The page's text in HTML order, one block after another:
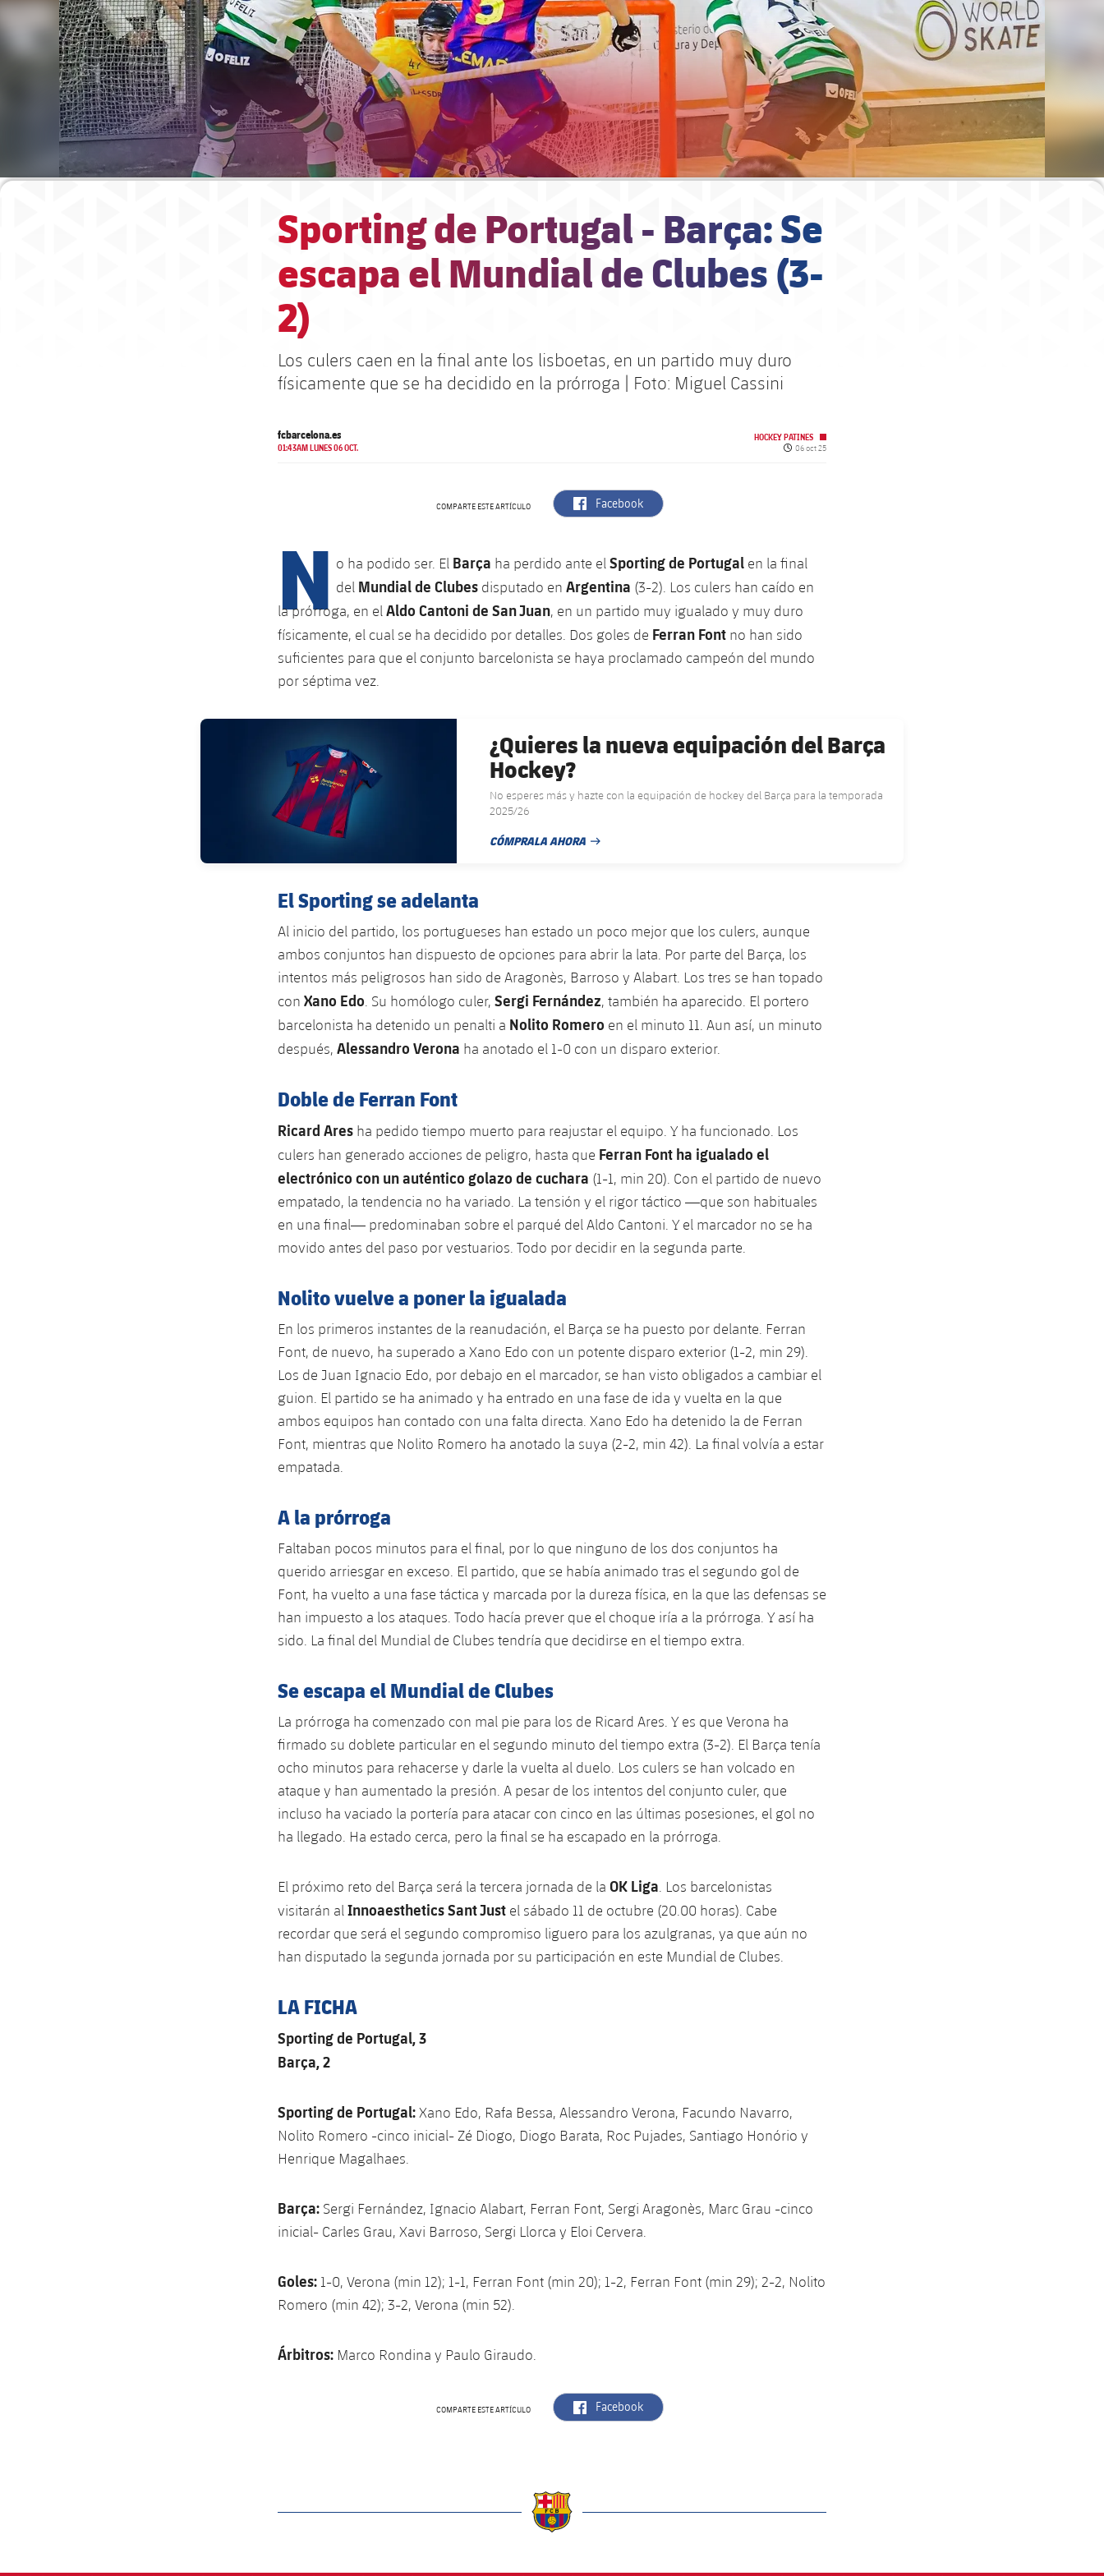
Sporting de Portugal - Barça: Se
escapa el Mundial de Clubes (3-
2)
Los culers caen en la final ante los lisboetas, en un partido muy duro
físicamente que se ha decidido en la prórroga | Foto: Miguel Cassini
fcbarcelona.es
01:43AM LUNES 06 OCT.
HOCKEY PATINES
Fecha de publicación
06 oct 25
COMPARTE ESTE ARTÍCULO label.aria.facebook
Facebook
N o ha podido ser. El Barça ha perdido ante elSporting de Portugal en la final
del Mundial de Clubes disputado en Argentina (3-2). Los culers han caído en
la prórroga, en elAldo Cantoni de San Juan, en un partido muy igualado y muy duro
físicamente, el cual se ha decidido por detalles. Dos goles de Ferran Font no han sido
suficientes para que el conjunto barcelonista se haya proclamado campeón del mundo
por séptima vez.
FC Barcelona club badge
¿Quieres la nueva equipación del Barça
Hockey?
No esperes más y hazte con la equipación de hockey del Barça para la temporada
2025/26
CÓMPRALA AHORA
FECHA DE PUBLICACIÓN
El Sporting se adelanta
Al inicio del partido, los portugueses han estado un poco mejor que los culers, aunque
ambos conjuntos han dispuesto de opciones para abrir la lata. Por parte del Barça, los
intentos más peligrosos han sido de Aragonès, Barroso y Alabart. Los tres se han topado
con Xano Edo. Su homólogo culer, Sergi Fernández, también ha aparecido. El portero
barcelonista ha detenido un penalti a Nolito Romero en el minuto 11. Aun así, un minuto
después, Alessandro Verona ha anotado el 1-0 con un disparo exterior.
Doble de Ferran Font
Ricard Ares ha pedido tiempo muerto para reajustar el equipo. Y ha funcionado. Los
culers han generado acciones de peligro, hasta que Ferran Font ha igualado el
electrónico con un auténtico golazo de cuchara (1-1, min 20). Con el partido de nuevo
empatado, la tendencia no ha variado. La tensión y el rigor táctico —que son habituales
en una final— predominaban sobre el parqué del Aldo Cantoni. Y el marcador no se ha
movido antes del paso por vestuarios. Todo por decidir en la segunda parte.
Nolito vuelve a poner la igualada
En los primeros instantes de la reanudación, el Barça se ha puesto por delante. Ferran
Font, de nuevo, ha superado a Xano Edo con un potente disparo exterior (1-2, min 29).
Los de Juan Ignacio Edo, por debajo en el marcador, se han visto obligados a cambiar el
guion. El partido se ha animado y ha entrado en una fase de ida y vuelta en la que
ambos equipos han contado con una falta directa. Xano Edo ha detenido la de Ferran
Font, mientras que Nolito Romero ha anotado la suya (2-2, min 42). La final volvía a estar
empatada.
A la prórroga
Faltaban pocos minutos para el final, por lo que ninguno de los dos conjuntos ha
querido arriesgar en exceso. El partido, que se había animado tras el segundo gol de
Font, ha vuelto a una fase táctica y marcada por la dureza física, en la que las defensas se
han impuesto a los ataques. Todo hacía prever que el choque iría a la prórroga. Y así ha
sido. La final del Mundial de Clubes tendría que decidirse en el tiempo extra.
Se escapa el Mundial de Clubes
La prórroga ha comenzado con mal pie para los de Ricard Ares. Y es que Verona ha
firmado su doblete particular en el segundo minuto del tiempo extra (3-2). El Barça tenía
ocho minutos para rehacerse y darle la vuelta al duelo. Los culers se han volcado en
ataque y han aumentado la presión. A pesar de los intentos del conjunto culer, que
incluso ha vaciado la portería para atacar con cinco en las últimas posesiones, el gol no
ha llegado. Ha estado cerca, pero la final se ha escapado en la prórroga.
El próximo reto del Barça será la tercera jornada de la OK Liga. Los barcelonistas
visitarán alInnoaesthetics Sant Just el sábado 11 de octubre (20.00 horas). Cabe
recordar que será el segundo compromiso liguero para los azulgranas, ya que aún no
han disputado la segunda jornada por su participación en este Mundial de Clubes.
LA FICHA
Sporting de Portugal, 3
Barça, 2
Sporting de Portugal:Xano Edo, Rafa Bessa, Alessandro Verona, Facundo Navarro,
Nolito Romero -cinco inicial- Zé Diogo, Diogo Barata, Roc Pujades, Santiago Honório y
Henrique Magalhaes.
Barça: Sergi Fernández, Ignacio Alabart, Ferran Font, Sergi Aragonès, Marc Grau -cinco
inicial- Carles Grau, Xavi Barroso, Sergi Llorca y Eloi Cervera.
Goles: 1-0, Verona (min 12); 1-1, Ferran Font (min 20); 1-2, Ferran Font (min 29); 2-2, Nolito
Romero (min 42); 3-2, Verona (min 52).
Árbitros: Marco Rondina y Paulo Giraudo.
COMPARTE ESTE ARTÍCULO label.aria.facebook
Facebook